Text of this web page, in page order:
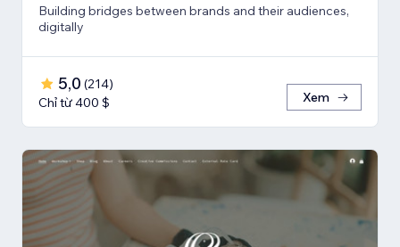
Building bridges between brands and their audiences,
digitally
5,0 (214)
Chỉ từ 400 $
Xem